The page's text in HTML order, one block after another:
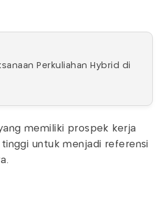
Perkuliahan Hybrid di
memiliki prospek kerja
untuk menjadi referensi